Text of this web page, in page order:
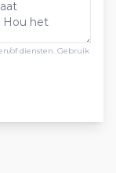
of diensten. Gebruik